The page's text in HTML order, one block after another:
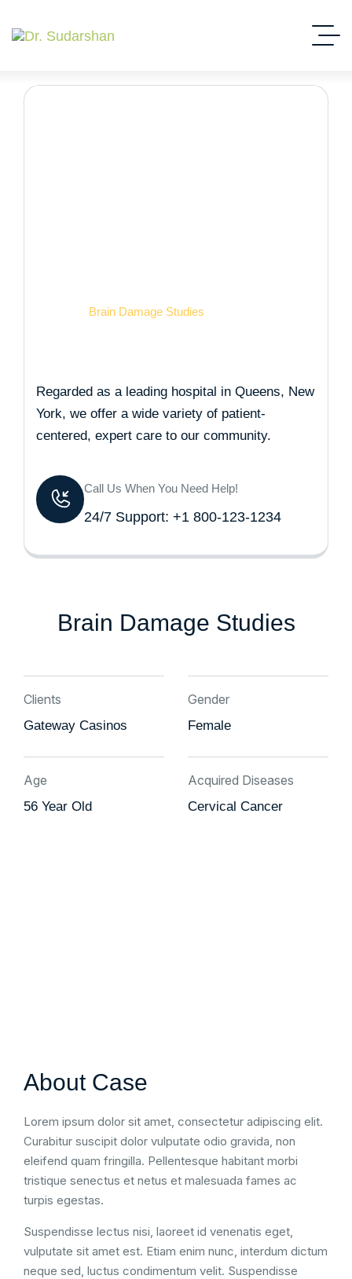
Brain Damage Studies
Regarded as a leading hospital in Queens, New
York, we offer a wide variety of patient-
centered, expert care to our community.
Call Us When You Need Help!
24/7 Support: +1 800-123-1234
Brain Damage Studies
Clients
Gateway Casinos
Gender
Female
Age
56 Year Old
Acquired Diseases
Cervical Cancer
About Case
Lorem ipsum dolor sit amet, consectetur adipiscing elit.
Curabitur suscipit dolor vulputate odio gravida, non
eleifend quam fringilla. Pellentesque habitant morbi
tristique senectus et netus et malesuada fames ac
turpis egestas.
Suspendisse lectus nisi, laoreet id venenatis eget,
vulputate sit amet est. Etiam enim nunc, interdum dictum
neque sed, luctus condimentum velit. Suspendisse